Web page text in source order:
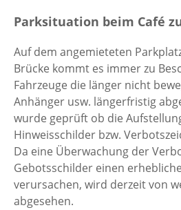
Parksituation beim Café
Auf dem angemieteten
Brücke kommt es immer zu
Fahrzeuge die länger nicht
Anhänger usw. längerfristig
wurde geprüft ob die
Hinweisschilder bzw.
Da eine Überwachung der
Gebotsschilder einen
verursachen, wird derzeit von
abgesehen.